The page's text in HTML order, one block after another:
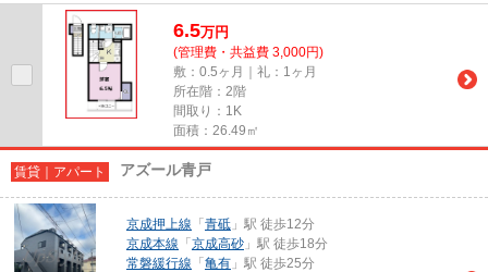
6.5万円
(管理費・共益費 3,000円)
敷：0.5ヶ月｜礼：1ヶ月
所在階：2階
間取り：1K
面積：26.49㎡
賃貸｜アパート アズール青戸
京成押上線 「 青砥 」駅 徒歩12分
京成本線 「 京成高砂 」駅 徒歩18分
常磐緩行線 「 亀有 」駅 徒歩25分